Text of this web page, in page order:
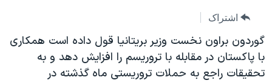
صفحه
اصلی
جهش
آمریکا
ورزشی
گزیده‌ها
جدول برنامه ها
صفحه‌های ویژه
جام جهانی ۲۰۲۶
عملیات خشم حماسی
فرکانس‌های صدای آمریکا
پخش رادیویی
اشتراک
گوردون براون نخست وزير بريتانيا قول داده است همکاری
با پاکستان در مقابله با تروريسم را افزايش دهد و به
تحقيقات راجع به حملات تروريستی ماه گذشته در